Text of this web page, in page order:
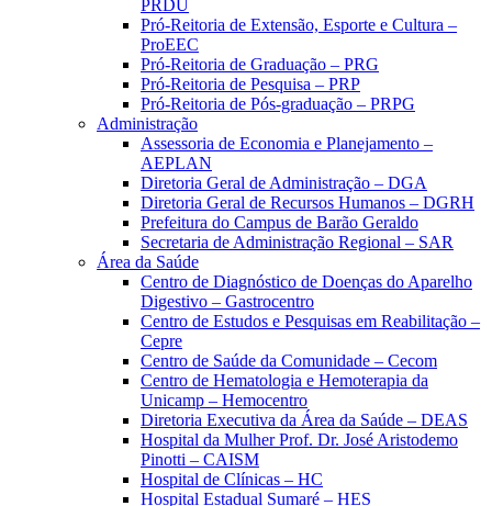
PRDU
Pró-Reitoria de Extensão, Esporte e Cultura –
ProEEC
Pró-Reitoria de Graduação – PRG
Pró-Reitoria de Pesquisa – PRP
Pró-Reitoria de Pós-graduação – PRPG
Administração
Assessoria de Economia e Planejamento –
AEPLAN
Diretoria Geral de Administração – DGA
Diretoria Geral de Recursos Humanos – DGRH
Prefeitura do Campus de Barão Geraldo
Secretaria de Administração Regional – SAR
Área da Saúde
Centro de Diagnóstico de Doenças do Aparelho
Digestivo – Gastrocentro
Centro de Estudos e Pesquisas em Reabilitação –
Cepre
Centro de Saúde da Comunidade – Cecom
Centro de Hematologia e Hemoterapia da
Unicamp – Hemocentro
Diretoria Executiva da Área da Saúde – DEAS
Hospital da Mulher Prof. Dr. José Aristodemo
Pinotti – CAISM
Hospital de Clínicas – HC
Hospital Estadual Sumaré – HES